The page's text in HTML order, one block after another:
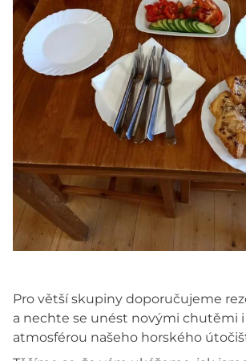
Pro větší skupiny doporučujeme
a nechte se unést novými chutěmi i
atmosférou našeho horského